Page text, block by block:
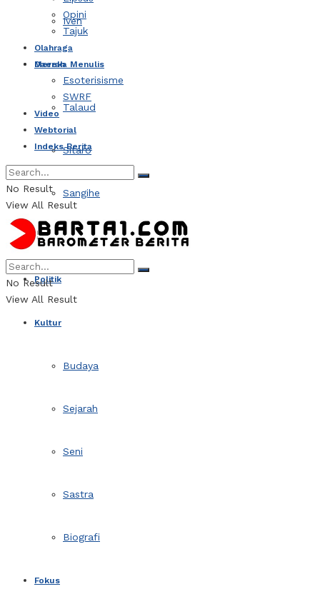
Iven
Daerah
Talaud
Sitaro
Sangihe
Kotamobagu
Politik
Kultur
Budaya
Sejarah
Seni
Sastra
Biografi
Fokus
Opini
Tajuk
Olahraga
Mereka Menulis
Esoterisisme
SWRF
Video
Webtorial
Indeks Berita
No Result
View All Result
No Result
View All Result